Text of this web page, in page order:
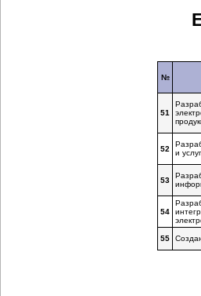
№
51
52
и
53
54
55